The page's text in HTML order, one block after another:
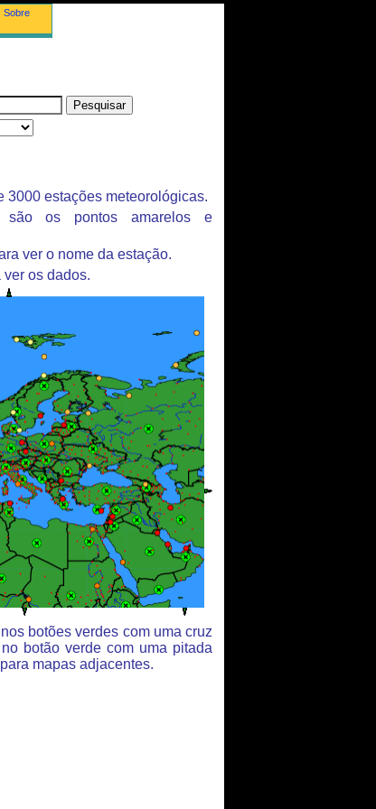
Sobre
3000 estações meteorológicas.
são os pontos amarelos e
ver o nome da estação.
os dados.
botões verdes com uma cruz
botão verde com uma pitada
mapas adjacentes.